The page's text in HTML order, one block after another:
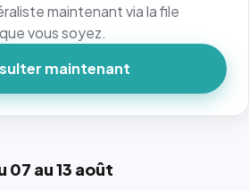
07 au 13 août
maintenant via la file
vous soyez.
maintenant